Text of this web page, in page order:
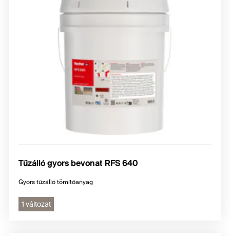
Tűzálló gyors bevonat RFS 640
Gyors tűzálló tömítőanyag
1 változat